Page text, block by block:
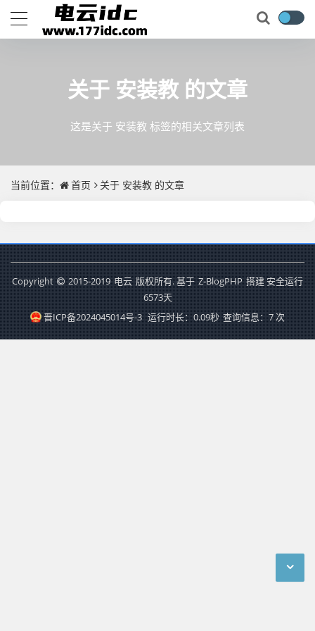
关于 安装教 的文章
这是关于 安装教 标签的相关文章列表
当前位置： 首页 关于 安装教 的文章
Copyright 2015-2019 电云 版权所有. 基于 Z-BlogPHP 搭建 安全运行
6573天
晋ICP备2024045014号-3 运行时长：0.09秒 查询信息：7 次